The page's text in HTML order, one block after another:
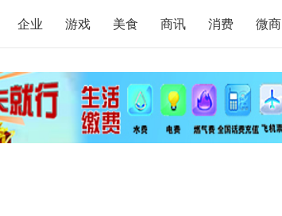
企业 游戏 美食 商讯 消费 微商